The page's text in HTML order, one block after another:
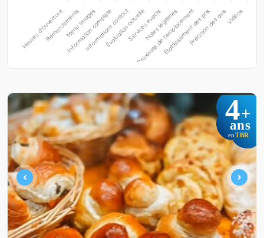
4+
ans
en TBR